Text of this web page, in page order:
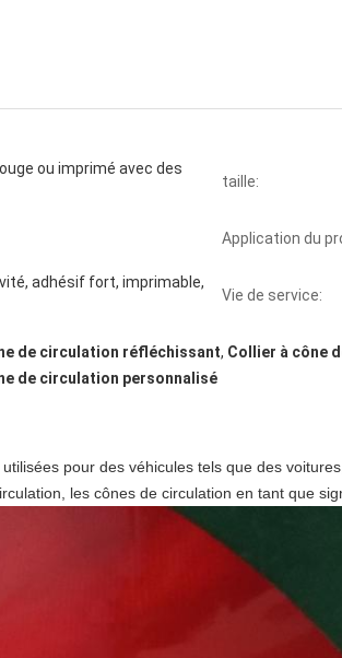
ou imprimé avec des
taille:
Application du
adhésif fort, imprimable,
Vie de service:
de circulation réfléchissant, Collier à cône
de circulation personnalisé
pour des véhicules tels que des
les cônes de circulation en tant que